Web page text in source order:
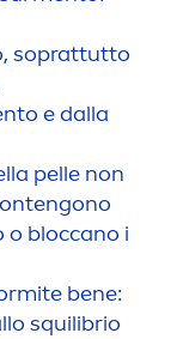
soprattutto
to e dalla
pelle non
o bloccano i
bene:
squilibrio